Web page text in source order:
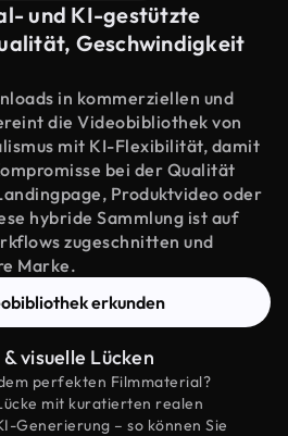
und KI-gestützte
Geschwindigkeit
in kommerziellen und
die Videobibliothek von
mit KI-Flexibilität, damit
bei der Qualität
Produktvideo oder
hybride Sammlung ist auf
zugeschnitten und
Marke.
erkunden
visuelle Lücken
perfekten Filmmaterial?
mit kuratierten realen
Generierung – so können Sie